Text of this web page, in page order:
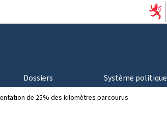
Dossiers Système politique
de 25% des kilomètres parcourus